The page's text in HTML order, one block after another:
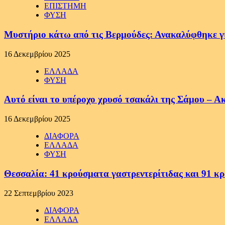
ΕΠΙΣΤΗΜΗ
ΦΥΣΗ
Μυστήριο κάτω από τις Βερμούδες: Ανακαλύφθηκε
16 Δεκεμβρίου 2025
ΕΛΛΑΔΑ
ΦΥΣΗ
Αυτό είναι το υπέροχο χρυσό τσακάλι της Σάμου –
16 Δεκεμβρίου 2025
ΔΙΑΦΟΡΑ
ΕΛΛΑΔΑ
ΦΥΣΗ
Θεσσαλία: 41 κρούσματα γαστρεντερίτιδας και 91
22 Σεπτεμβρίου 2023
ΔΙΑΦΟΡΑ
ΕΛΛΑΔΑ